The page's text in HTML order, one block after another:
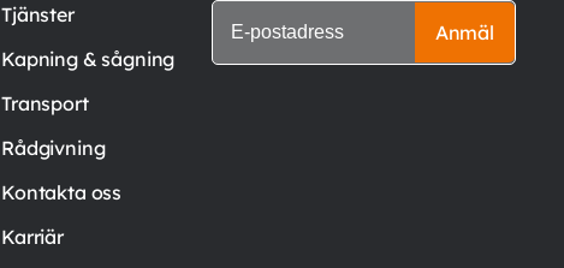
Tjänster
Kapning & sågning
Transport
Rådgivning
Kontakta oss
Karriär
Anmäl